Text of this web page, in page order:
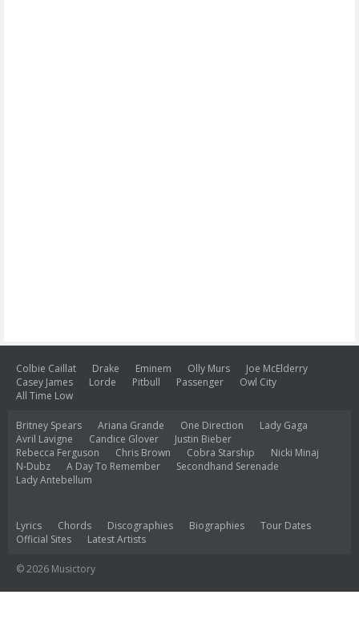
Colbie Caillat Drake Eminem Olly Murs
Joe McElderry
Casey James
Lorde Pitbull Passenger
Owl City
All Time Low
Britney Spears Ariana Grande One Direction
Lady Gaga
Avril Lavigne
Candice Glover
Justin Bieber
Rebecca Ferguson
Chris Brown Cobra Starship
Nicki Minaj
N-Dubz
A Day To Remember
Secondhand Serenade
Lady Antebellum
Lyrics Chords Discographies Biographies
Tour Dates
Official Sites
Latest Artists
© 2026 Musictory